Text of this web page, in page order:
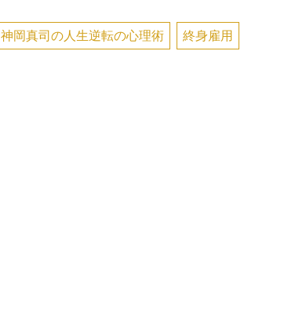
神岡真司の人生逆転の心理術 終身雇用